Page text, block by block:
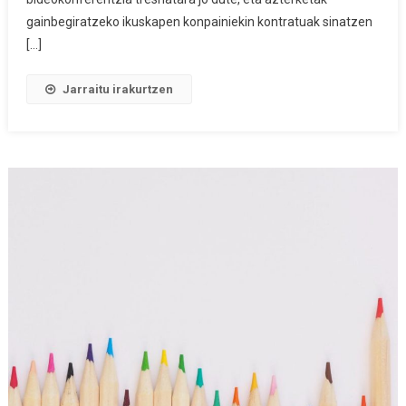
gainbegiratzeko ikuskapen konpainiekin kontratuak sinatzen
[…]
Jarraitu irakurtzen